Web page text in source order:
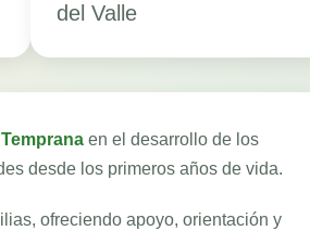
del Valle
en el desarrollo de los
desde los primeros años de vida.
ofreciendo apoyo, orientación y